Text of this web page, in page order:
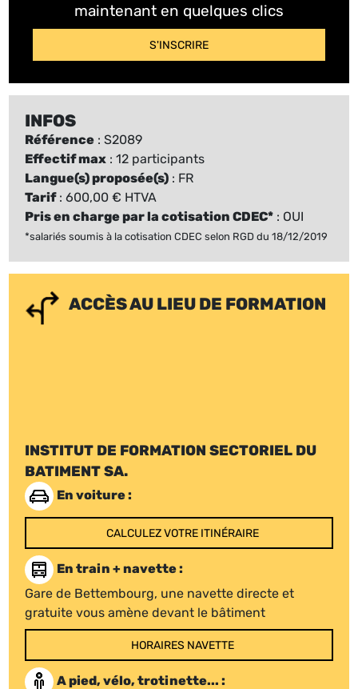
maintenant en quelques clics
S'INSCRIRE
INFOS
Référence : S2089
Effectif max : 12 participants
Langue(s) proposée(s) : FR
Tarif: 600,00 € HTVA
Pris en charge par la cotisation CDEC* : OUI
*salariés soumis à la cotisation CDEC selon RGD du 18/12/2019
ACCÈS AU LIEU DE FORMATION
INSTITUT DE FORMATION SECTORIEL DU
BATIMENT SA.
En voiture :
CALCULEZ VOTRE ITINÉRAIRE
En train + navette :
Gare de Bettembourg, une navette directe et
gratuite vous amène devant le bâtiment
HORAIRES NAVETTE
A pied, vélo, trotinette... :